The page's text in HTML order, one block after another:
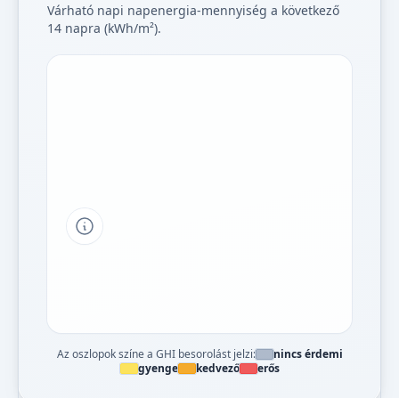
Várható napi napenergia-mennyiség a következő
14 napra (kWh/m²).
Tipp a grafikon jelmagyarázatához
Az oszlopok színe a GHI besorolást jelzi:
nincs érdemi
gyenge
kedvező erős